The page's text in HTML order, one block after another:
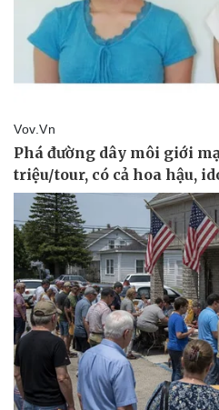
Sức khỏe
Dinh dưỡng - món ngon
Cây thuốc
Sản phụ khoa
Nhi khoa
Nam khoa
Làm đẹp - giảm cân
Phòng mạch online